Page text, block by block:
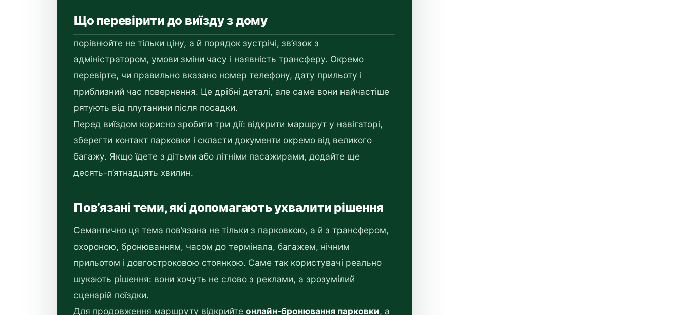
Що перевірити до виїзду з дому
порівнюйте не тільки ціну, а й порядок зустрічі, зв’язок з
адміністратором, умови зміни часу і наявність трансферу. Окремо
перевірте, чи правильно вказано номер телефону, дату прильоту і
приблизний час повернення. Це дрібні деталі, але саме вони найчастіше
рятують від плутанини після посадки.
Перед виїздом корисно зробити три дії: відкрити маршрут у навігаторі,
зберегти контакт парковки і скласти документи окремо від великого
багажу. Якщо їдете з дітьми або літніми пасажирами, додайте ще
десять-п’ятнадцять хвилин.
Пов’язані теми, які допомагають ухвалити рішення
Семантично ця тема пов’язана не тільки з парковкою, а й з трансфером,
охороною, бронюванням, часом до термінала, багажем, нічним
прильотом і довгостроковою стоянкою. Саме так користувачі реально
шукають рішення: вони хочуть не слово з реклами, а зрозумілий
сценарій поїздки.
Для продовження маршруту відкрийте онлайн-бронювання парковки, а